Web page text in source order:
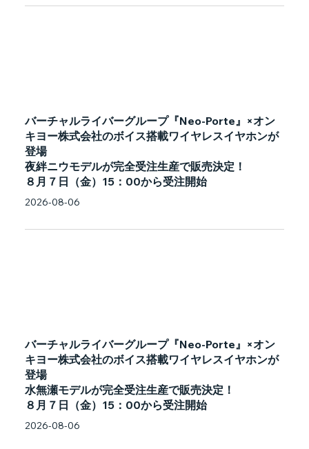
バーチャルライバーグループ『Neo-Porte』×オン
キヨー株式会社のボイス搭載ワイヤレスイヤホンが
登場
夜絆ニウモデルが完全受注生産で販売決定！
８月７日（金）15：00から受注開始
2026-08-06
バーチャルライバーグループ『Neo-Porte』×オン
キヨー株式会社のボイス搭載ワイヤレスイヤホンが
登場
水無瀬モデルが完全受注生産で販売決定！
８月７日（金）15：00から受注開始
2026-08-06